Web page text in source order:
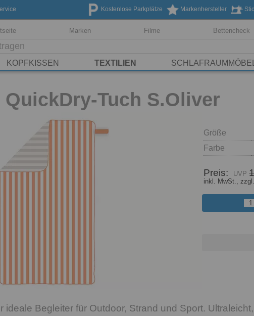
Markenhersteller
Kostenlose Parkplätze
Marken Filme Bettencheck
KOPFKISSEN TEXTILIEN SCHLAFRAUMMÖBEL
Tuch S.Oliver
Größe
Farbe
Preis:
inkl. MwSt., zzgl.
ideale Begleiter für Outdoor, Strand und Sport.